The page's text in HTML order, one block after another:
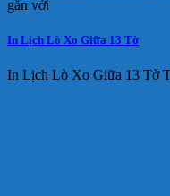
gắn với
In Lịch Lò Xo Giữa 13 Tờ
In Lịch Lò Xo Giữa 13 Tờ